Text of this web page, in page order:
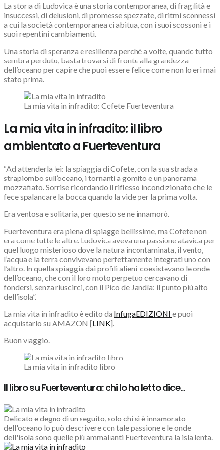
La storia di Ludovica è una storia contemporanea, di fragilità e
insuccessi, di delusioni, di promesse spezzate, di ritmi sconnessi
a cui la società contemporanea ci abitua, con i suoi scossoni e i
suoi repentini cambiamenti.
Una storia di speranza e resilienza perché a volte, quando tutto
sembra perduto, basta trovarsi di fronte alla grandezza
dell’oceano per capire che puoi essere felice come non lo eri mai
stato prima.
La mia vita in infradito: Cofete Fuerteventura
La mia vita in infradito: il libro
ambientato a Fuerteventura
“Ad attenderla lei: la spiaggia di Cofete, con la sua strada a
strapiombo sull’oceano, i tornanti a gomito e un panorama
mozzafiato. Sorrise ricordando il riflesso incondizionato che le
fece spalancare la bocca quando la vide per la prima volta.
Era ventosa e solitaria, per questo se ne innamorò.
Fuerteventura era piena di spiagge bellissime, ma Cofete non
era come tutte le altre. Ludovica aveva una passione atavica per
quel luogo misterioso dove la natura incontaminata, il vento,
l’acqua e la terra convivevano perfettamente integrati uno con
l’altro. In quella spiaggia dai profili alieni, coesistevano le onde
dell’oceano, che con il loro moto perpetuo cercavano di
fondersi, senza riuscirci, con il Pico de Jandía: il punto più alto
dell’isola”.
La mia vita in infradito è edito da InfugaEDIZIONI e puoi
acquistarlo su AMAZON [LINK].
Buon viaggio.
La mia vita in infradito libro
Il libro su Fuerteventura: chi lo ha letto dice...
Delicato e degno di un seguito, solo chi si è innamorato
dell'oceano lo può descrivere con tale passione e le onde
dell'isola sono quelle più ammalianti Fuerteventura la isla lenta.